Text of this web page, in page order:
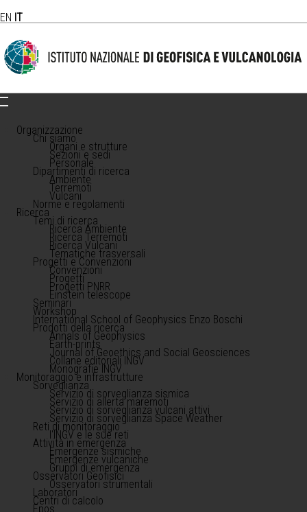
EN IT
Organizzazione
Chi siamo
Organi e strutture
Sezioni e sedi
Personale
Dipartimenti di ricerca
Ambiente
Terremoti
Vulcani
Norme e regolamenti
Ricerca
Temi di ricerca
Ricerca Ambiente
Ricerca Terremoti
Ricerca Vulcani
Tematiche trasversali
Progetti e Convenzioni
Convenzioni
Progetti
Progetti PNRR
Einstein telescope
Seminari
Workshop
International School of Geophysics Enzo Boschi
Prodotti della ricerca
Annals of Geophysics
Earth-prints
Journal of Geoethics and Social Geosciences
Collane editoriali INGV
Monografie INGV
Monitoraggio e infrastrutture
Sorveglianza
Servizio di sorveglianza sismica
Servizio di allerta maremoti
Servizio di sorveglianza vulcani attivi
Servizio di sorveglianza Space Weather
Reti di monitoraggio
l'INGV e le sue reti
Attività in emergenza
Emergenze sismiche
Emergenze vulcaniche
Gruppi di emergenza
Osservatori Geofisici
Osservatori strumentali
Laboratori
Centri di calcolo
Epos